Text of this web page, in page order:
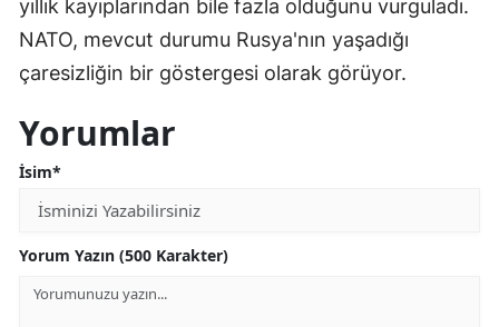
yıllık kayıplarından bile fazla olduğunu vurguladı.
NATO, mevcut durumu Rusya'nın yaşadığı
çaresizliğin bir göstergesi olarak görüyor.
Yorumlar
İsim*
Yorum Yazın (500 Karakter)